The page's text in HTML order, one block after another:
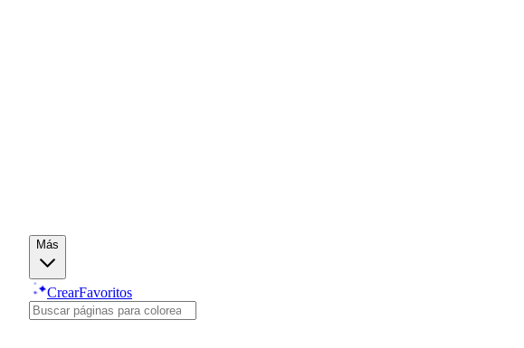
Más
CrearFavoritos